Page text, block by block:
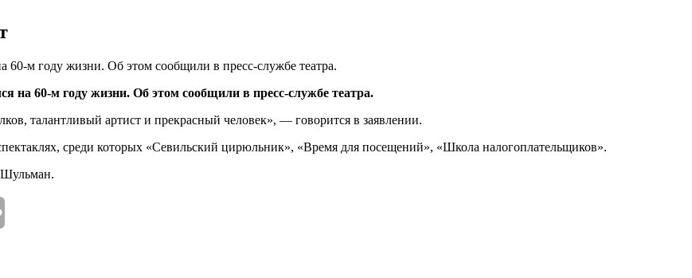
м году жизни. Об этом сообщили в пресс-службе театра.
на 60-м году жизни. Об этом сообщили в пресс-службе театра.
талантливый артист и прекрасный человек», — говорится в заявлении.
среди которых «Севильский цирюльник», «Время для посещений», «Школа налогоплательщиков».
Шульман.